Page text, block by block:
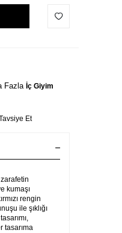
Fazla İç Giyim
Et
kumaşı
rengin
ile şıklığı
tasarıma